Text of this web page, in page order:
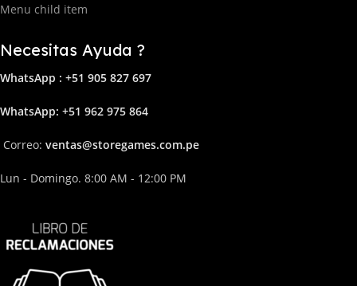
Menu child item
Necesitas Ayuda ?
WhatsApp : +51 905 827 697
WhatsApp: +51 962 975 864
Correo: ventas@storegames.com.pe
Lun - Domingo. 8:00 AM - 12:00 PM